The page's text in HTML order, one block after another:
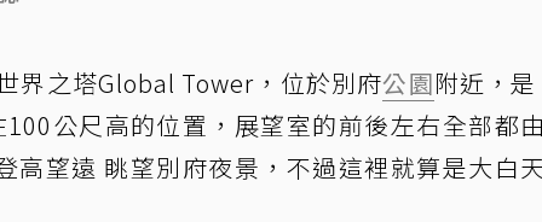
界之塔Global Tower，位於別府公園附近，
公尺高的位置，展望室的前後左右全部都
高望遠 眺望別府夜景，不過這裡就算是大白